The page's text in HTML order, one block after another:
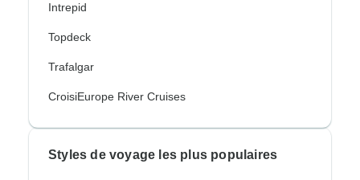
Intrepid
Topdeck
Trafalgar
CroisiEurope River Cruises
Styles de voyage les plus populaires